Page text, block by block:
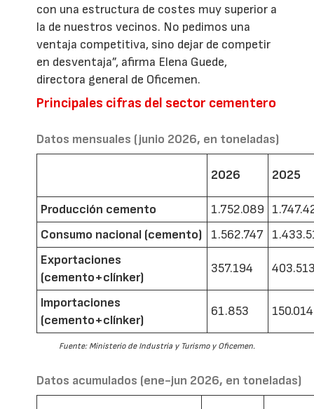
con una estructura de costes muy superior a
la de nuestros vecinos. No pedimos una
ventaja competitiva, sino dejar de competir
en desventaja”, afirma Elena Guede,
directora general de Oficemen.
Principales cifras del sector cementero
Datos mensuales (junio 2026, en toneladas)
2026 2025
Producción cemento 1.752.089
Consumo nacional (cemento)
1.562.747
Exportaciones
(cemento+clínker)
357.194
Importaciones
(cemento+clínker)
61.853 150.014
Fuente: Ministerio de Industria y Turismo y Oficemen.
Datos acumulados (ene-jun 2026, en toneladas)